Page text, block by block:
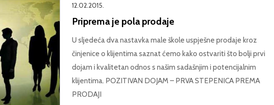
12.02.2015.
Priprema je pola prodaje
U sljedeća dva nastavka male škole uspješne prodaje kroz
činjenice o klijentima saznat ćemo kako ostvariti što bolji prvi
dojam i kvalitetan odnos s našim sadašnjim i potencijalnim
klijentima. POZITIVAN DOJAM – PRVA STEPENICA PREMA
PRODAJI